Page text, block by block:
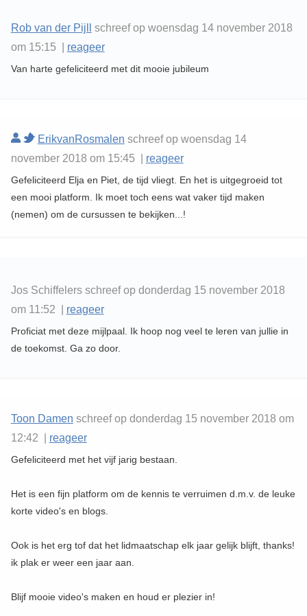
Rob van der Pijll
schreef op woensdag 14 november 2018
om 15:15 | reageer
Van harte gefeliciteerd met dit mooie jubileum
ErikvanRosmalen schreef op woensdag 14
november 2018 om 15:45 | reageer
Gefeliciteerd Elja en Piet, de tijd vliegt. En het is uitgegroeid tot
een mooi platform. Ik moet toch eens wat vaker tijd maken
(nemen) om de cursussen te bekijken...!
Jos Schiffelers schreef op donderdag 15 november 2018
om 11:52 | reageer
Proficiat met deze mijlpaal. Ik hoop nog veel te leren van jullie in
de toekomst. Ga zo door.
Toon Damen schreef op donderdag 15 november 2018 om
12:42 | reageer
Gefeliciteerd met het vijf jarig bestaan.
Het is een fijn platform om de kennis te verruimen d.m.v. de leuke
korte video's en blogs.
Ook is het erg tof dat het lidmaatschap elk jaar gelijk blijft, thanks!
ik plak er weer een jaar aan.
Blijf mooie video's maken en houd er plezier in!